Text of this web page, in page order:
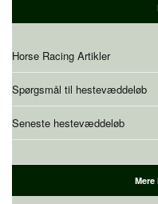
Horse Racing Artikler
Spørgsmål til hestevæddeløb
Seneste hestevæddeløb